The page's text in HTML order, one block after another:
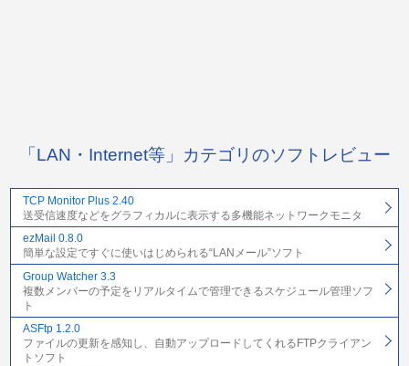
「LAN・Internet等」カテゴリのソフトレビュー
TCP Monitor Plus 2.40
送受信速度などをグラフィカルに表示する多機能ネットワークモニタ
ezMail 0.8.0
簡単な設定ですぐに使いはじめられる“LANメール”ソフト
Group Watcher 3.3
複数メンバーの予定をリアルタイムで管理できるスケジュール管理ソフ
ト
ASFtp 1.2.0
ファイルの更新を感知し、自動アップロードしてくれるFTPクライアン
トソフト